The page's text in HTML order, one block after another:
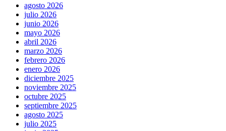
agosto 2026
julio 2026
junio 2026
mayo 2026
abril 2026
marzo 2026
febrero 2026
enero 2026
diciembre 2025
noviembre 2025
octubre 2025
septiembre 2025
agosto 2025
julio 2025